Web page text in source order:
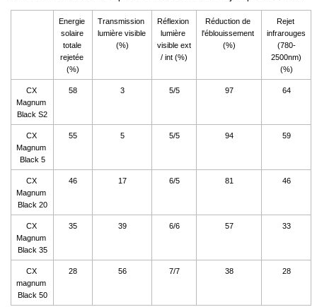
Energie
solaire
totale
rejetée
(%)
Transmission
lumière visible
(%)
Réflexion
lumière
visible ext
/ int (%)
Réduction de
l'éblouissement
(%)
Rejet
infrarouges
(780-
2500nm)
(%)
CX
Magnum
Black S2
58 3 5/5 97 64
CX
Magnum
Black 5
55 5 5/5 94 59
CX
Magnum
Black 20
46 17 6/5 81 46
CX
Magnum
Black 35
35 39 6/6 57 33
CX
magnum
Black 50
28 56 7/7 38 28